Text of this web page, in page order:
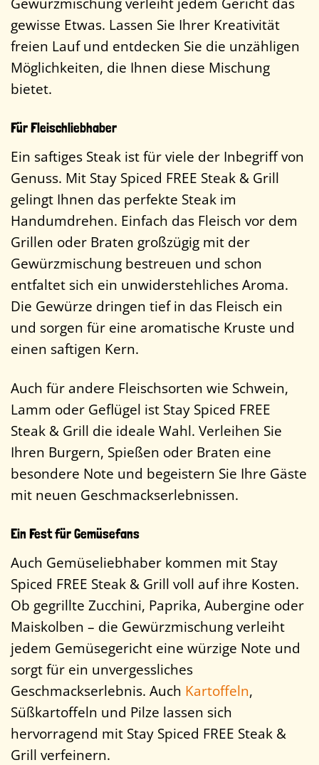
gewisse Etwas. Lassen Sie Ihrer Kreativität
freien Lauf und entdecken Sie die unzähligen
Möglichkeiten, die Ihnen diese Mischung
bietet.
Für Fleischliebhaber
Ein saftiges Steak ist für viele der Inbegriff von
Genuss. Mit Stay Spiced FREE Steak & Grill
gelingt Ihnen das perfekte Steak im
Handumdrehen. Einfach das Fleisch vor dem
Grillen oder Braten großzügig mit der
Gewürzmischung bestreuen und schon
entfaltet sich ein unwiderstehliches Aroma.
Die Gewürze dringen tief in das Fleisch ein
und sorgen für eine aromatische Kruste und
einen saftigen Kern.
Auch für andere Fleischsorten wie Schwein,
Lamm oder Geflügel ist Stay Spiced FREE
Steak & Grill die ideale Wahl. Verleihen Sie
Ihren Burgern, Spießen oder Braten eine
besondere Note und begeistern Sie Ihre Gäste
mit neuen Geschmackserlebnissen.
Ein Fest für Gemüsefans
Auch Gemüseliebhaber kommen mit Stay
Spiced FREE Steak & Grill voll auf ihre Kosten.
Ob gegrillte Zucchini, Paprika, Aubergine oder
Maiskolben – die Gewürzmischung verleiht
jedem Gemüsegericht eine würzige Note und
sorgt für ein unvergessliches
Geschmackserlebnis. Auch Kartoffeln,
Süßkartoffeln und Pilze lassen sich
hervorragend mit Stay Spiced FREE Steak &
Grill verfeinern.